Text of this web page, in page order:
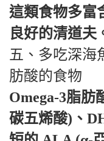
這類食物多富
良好的清道夫
五、多吃深海
肪酸的食物
Omega-3脂肪
碳五烯酸)、